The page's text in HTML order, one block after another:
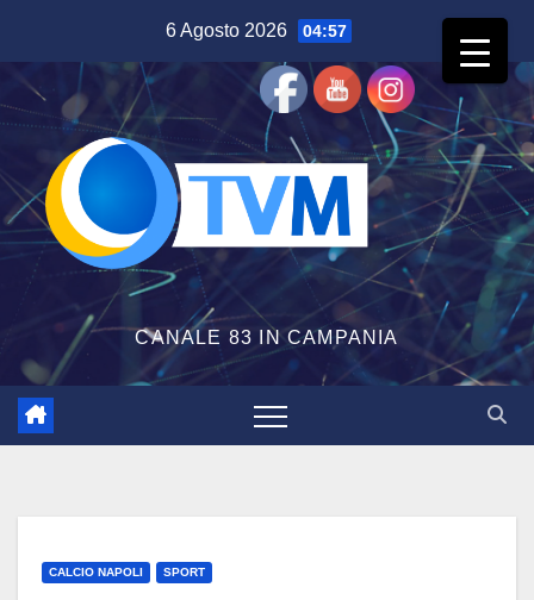
contenuto
6 Agosto 2026 04:57
CANALE 83 IN CAMPANIA
CALCIO NAPOLI SPORT